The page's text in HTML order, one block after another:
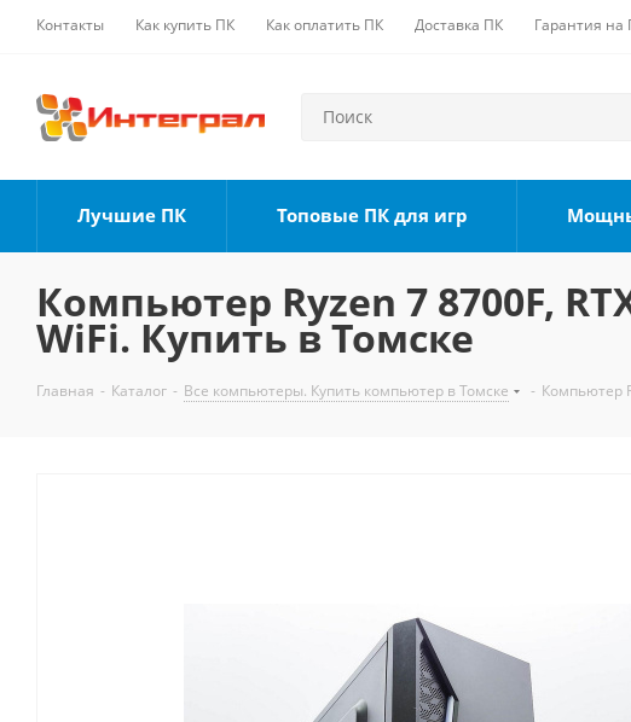
Контакты Как купить ПК Как оплатить ПК Доставка ПК Гарантия на
Лучшие ПК Топовые ПК для игр
Компьютер Ryzen 7 8700F,
WiFi. Купить в Томске
Главная - Каталог - Все компьютеры. Купить компьютер в Томске - Компьютер